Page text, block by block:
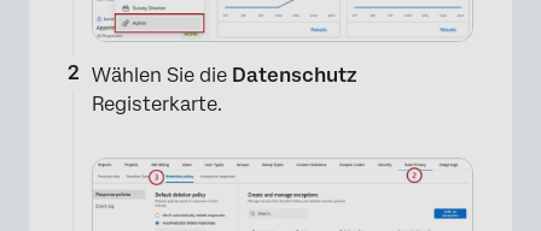
Wählen Sie die Datenschutz
Registerkarte.